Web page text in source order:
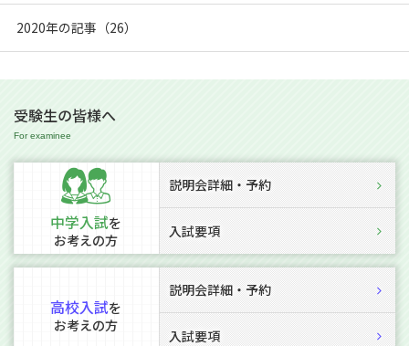
2020年の記事（26）
受験生の皆様へ
中学入試を
お考えの方
説明会詳細・予約
入試要項
高校入試を
お考えの方
説明会詳細・予約
入試要項